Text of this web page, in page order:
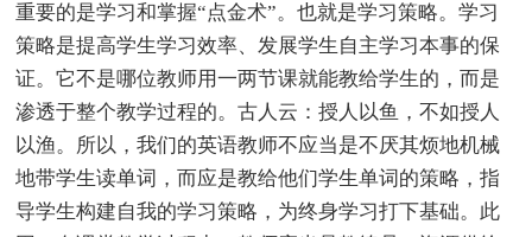
重要的是学习和掌握“点金术”。也就是学习策略。学习
策略是提高学生学习效率、发展学生自主学习本事的保
证。它不是哪位教师用一两节课就能教给学生的，而是
渗透于整个教学过程的。古人云：授人以鱼，不如授人
以渔。所以，我们的英语教师不应当是不厌其烦地机械
地带学生读单词，而应是教给他们学生单词的策略，指
导学生构建自我的学习策略，为终身学习打下基础。此